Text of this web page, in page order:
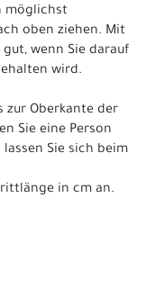
möglichst
oben ziehen. Mit
wenn Sie darauf
wird.
zur Oberkante der
Sie eine Person
Sie sich beim
in cm an.